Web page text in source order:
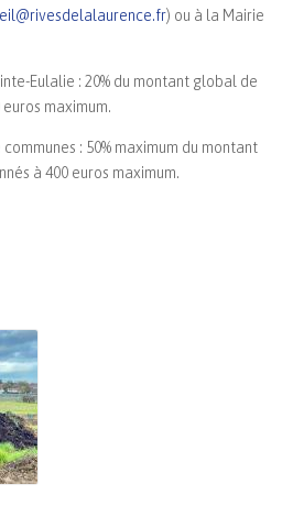
) ou à la Mairie
Eulalie : 20% du montant global de
maximum.
: 50% maximum du montant
à 400 euros maximum.